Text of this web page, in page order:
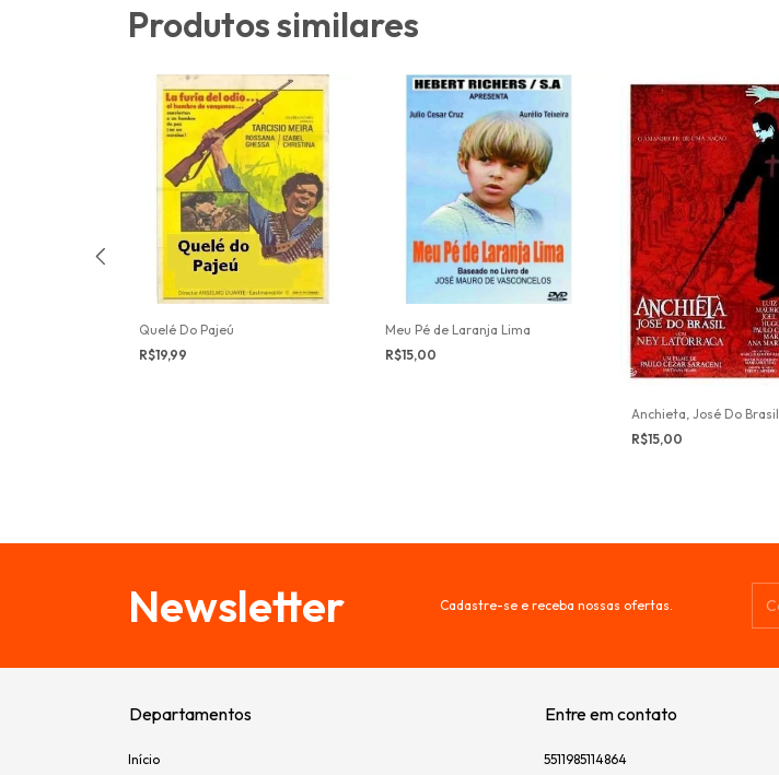
Produtos similares
Quelé Do Pajeú
R$19,99
Meu Pé de Laranja Lima
R$15,00
Anchieta, José Do Brasil
R$15,00
Newsletter Cadastre-se e receba nossas ofertas.
Departamentos
Início
Entre em contato
5511985114864